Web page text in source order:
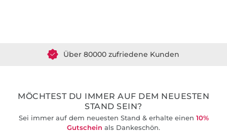
Über 80000 zufriedene Kunden
MÖCHTEST DU IMMER AUF DEM NEUESTEN
STAND SEIN?
Sei immer auf dem neuesten Stand & erhalte einen 10%
Gutschein als Dankeschön.